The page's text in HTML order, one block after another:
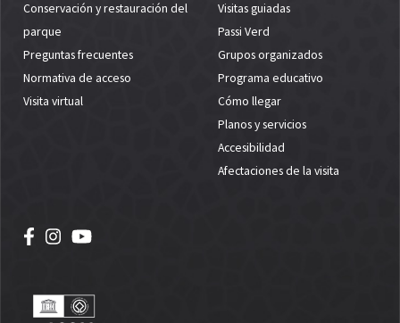
Conservación y restauración del
parque
Preguntas frecuentes
Normativa de acceso
Visita virtual
Visitas guiadas
Passi Verd
Grupos organizados
Programa educativo
Cómo llegar
Planos y servicios
Accesibilidad
Afectaciones de la visita